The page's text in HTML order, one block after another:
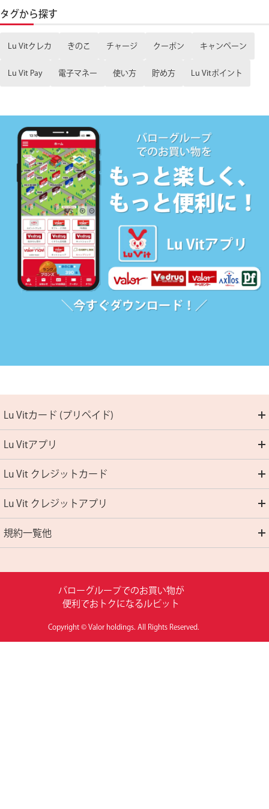
タグから探す
Lu Vitクレカ きのこ チャージ クーポン キャンペーン
Lu Vit Pay 電子マネー 使い方 貯め方 Lu Vitポイント
Lu Vitカード (プリペイド)
Lu Vitアプリ
Lu Vit クレジットカード
Lu Vit クレジットアプリ
規約一覧他
バローグループでのお買い物が
便利でおトクになるルビット
Copyright © Valor holdings. All Rights Reserved.